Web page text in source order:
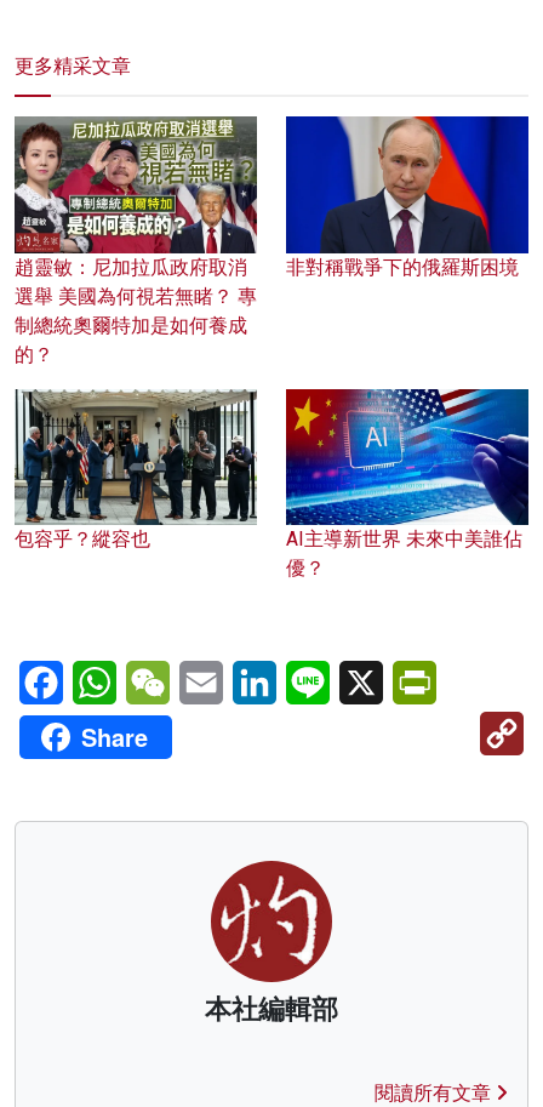
更多精采文章
趙靈敏：尼加拉瓜政府取消
選舉 美國為何視若無睹？ 專
制總統奧爾特加是如何養成
的？
非對稱戰爭下的俄羅斯困境
包容乎？縱容也
AI主導新世界 未來中美誰佔
優？
FacebookWhatsAppWeChatEmail LinkedInLine X
Share
本社編輯部
閱讀所有文章